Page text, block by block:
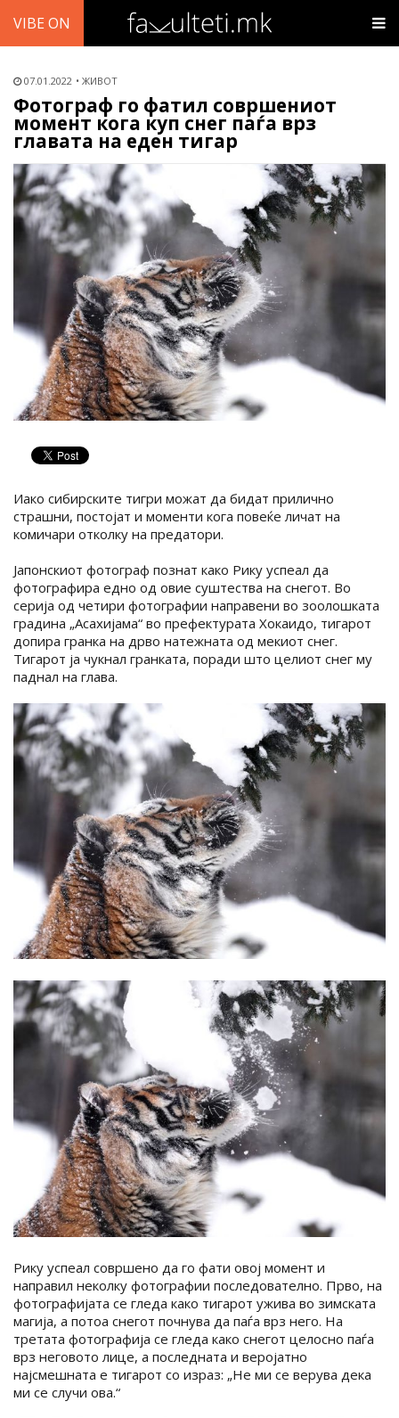
VIBE ON
07.01.2022 ЖИВОТ
Фотограф го фатил совршениот
момент кога куп снег паѓа врз
главата на еден тигар
Иако сибирските тигри можат да бидат прилично
страшни, постојат и моменти кога повеќе личат на
комичари отколку на предатори.
Јапонскиот фотограф познат како Рику успеал да
фотографира едно од овие суштества на снегот. Во
серија од четири фотографии направени во зоолошката
градина „Асахијама“ во префектурата Хокаидо, тигарот
допира гранка на дрво натежната од мекиот снег.
Тигарот ја чукнал гранката, поради што целиот снег му
паднал на глава.
Рику успеал совршено да го фати овој момент и
направил неколку фотографии последователно. Прво, на
фотографијата се гледа како тигарот ужива во зимската
магија, а потоа снегот почнува да паѓа врз него. На
третата фотографија се гледа како снегот целосно паѓа
врз неговото лице, а последната и веројатно
најсмешната е тигарот со израз: „Не ми се верува дека
ми се случи ова.“